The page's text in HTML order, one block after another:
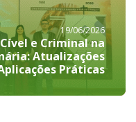
19/06/2026
e Criminal na
Atualizações
Práticas